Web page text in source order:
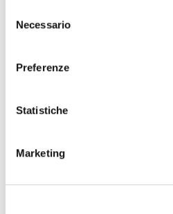
delNecessario
Preferenze
Statistiche
Marketing